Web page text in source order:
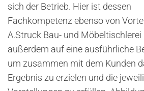
sich der Betrieb. Hier ist dessen
Fachkompetenz ebenso von
A.Struck Bau- und Möbeltischlerei
außerdem auf eine ausführliche
um zusammen mit dem Kunden
Ergebnis zu erzielen und die